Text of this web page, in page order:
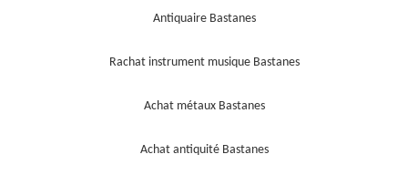
Antiquaire Bastanes
Rachat instrument musique Bastanes
Achat métaux Bastanes
Achat antiquité Bastanes